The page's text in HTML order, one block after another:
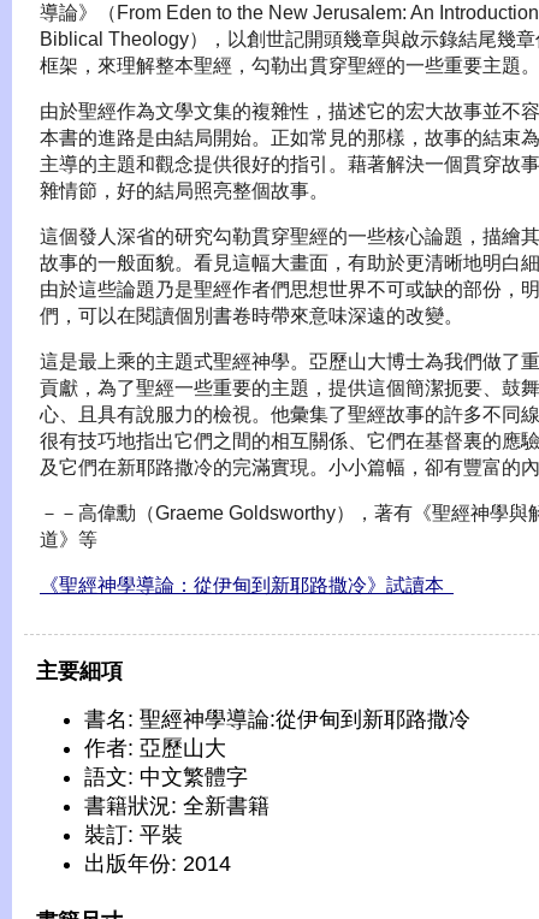
導論》（From Eden to the New Jerusalem: An
Biblical Theology），以創世記開頭幾章與啟示錄結尾幾
框架，來理解整本聖經，勾勒出貫穿聖經的一些重要主題。
由於聖經作為文學文集的複雜性，描述它的宏大故事並不
本書的進路是由結局開始。正如常見的那樣，故事的結束
主導的主題和觀念提供很好的指引。藉著解決一個貫穿故
雜情節，好的結局照亮整個故事。
這個發人深省的研究勾勒貫穿聖經的一些核心論題，描繪
故事的一般面貌。看見這幅大畫面，有助於更清晰地明白
由於這些論題乃是聖經作者們思想世界不可或缺的部份，
們，可以在閱讀個別書卷時帶來意味深遠的改變。
這是最上乘的主題式聖經神學。亞歷山大博士為我們做了
貢獻，為了聖經一些重要的主題，提供這個簡潔扼要、鼓
心、且具有說服力的檢視。他彙集了聖經故事的許多不同
很有技巧地指出它們之間的相互關係、它們在基督裏的應
及它們在新耶路撒冷的完滿實現。小小篇幅，卻有豐富的
－－高偉勳（Graeme Goldsworthy），著有《聖經神學與
道》等
《聖經神學導論：從伊甸到新耶路撒冷》試讀本
主要細項
書名: 聖經神學導論:從伊甸到新耶路撒冷
作者: 亞歷山大
語文: 中文繁體字
書籍狀況: 全新書籍
裝訂: 平裝
出版年份: 2014